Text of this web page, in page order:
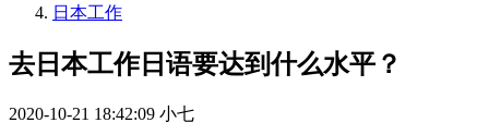
日本工作
去日本工作日语要达到什么水平？
2020-10-21 18:42:09 小七